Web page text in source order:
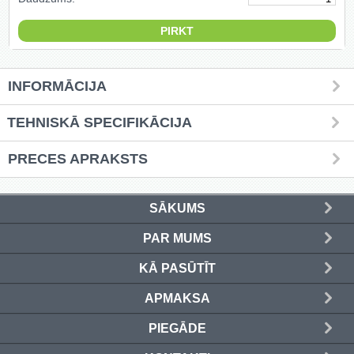
INFORMĀCIJA
TEHNISKĀ SPECIFIKĀCIJA
PRECES APRAKSTS
SĀKUMS
PAR MUMS
KĀ PASŪTĪT
APMAKSA
PIEGĀDE
Griešanas diski un zāģa asmeņi
(50)
Hidrauliskās preses (20)
Hidrauliskie instrumenti (40)
Instrumentu komplekti (554)
Instrumentu rezerves daļas (37)
Krāsošanas instrumenti (133)